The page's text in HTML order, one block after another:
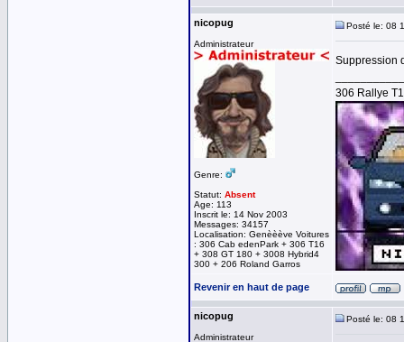
nicopug
Administrateur
Genre:
Statut: Absent
Age: 113
Inscrit le: 14 Nov 2003
Messages: 34157
Localisation: Genèèève Voitures
: 306 Cab edenPark + 306 T16
+ 308 GT 180 + 3008 Hybrid4
300 + 206 Roland Garros
Posté le: 08
Suppression
306 Rallye
Revenir en haut de page
nicopug
Administrateur
Posté le: 08